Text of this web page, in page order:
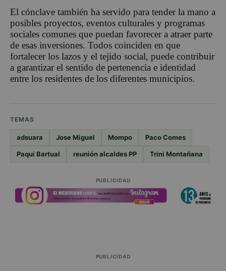
El cónclave también ha servido para tender la mano a
posibles proyectos, eventos culturales y programas
sociales comunes que puedan favorecer a atraer parte
de esas inversiones. Todos coinciden en que
fortalecer los lazos y el tejido social, puede contribuir
a garantizar el sentido de pertenencia e identidad
entre los residentes de los diferentes municipios.
TEMAS
adsuara Jose Miguel Mompo Paco Comes
Paqui Bartual reunión alcaldes PP Trini Montañana
PUBLICIDAD
PUBLICIDAD